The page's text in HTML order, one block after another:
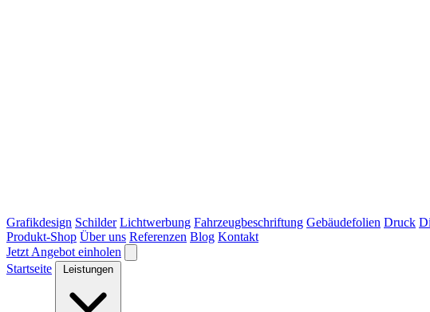
Grafikdesign Schilder Lichtwerbung Fahrzeugbeschriftung Gebäudefolien Druck
Produkt-Shop Über uns Referenzen Blog Kontakt
Jetzt Angebot einholen
Startseite